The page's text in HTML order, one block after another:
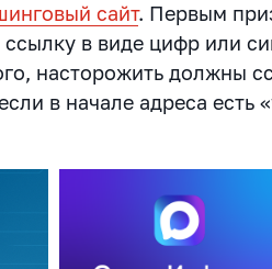
сайт. Первым
в виде цифр или
насторожить должны
в начале адреса есть